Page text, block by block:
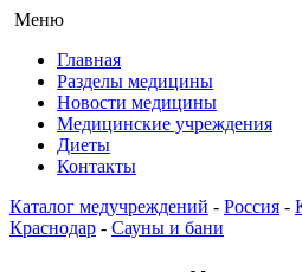
Меню
Главная
Разделы медицины
Новости медицины
Медицинские учреждения
Диеты
Контакты
Каталог медучреждений - Россия -
Краснодар - Сауны и бани